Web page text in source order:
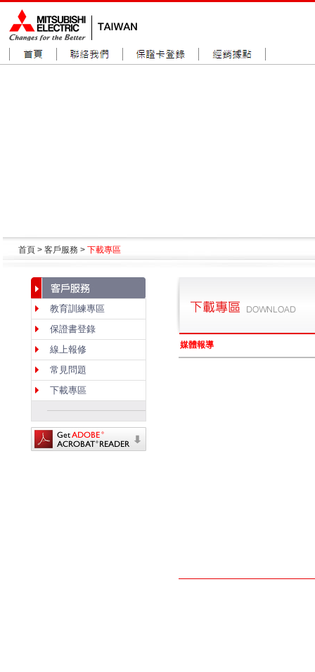
首頁 > 客戶服務 > 下載專區
教育訓練專區
保證書登錄
線上報修
常見問題
下載專區
媒體報導